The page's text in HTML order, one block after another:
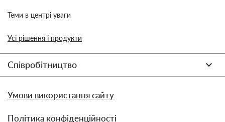
Теми в центрі уваги
Усі рішення і продукти
Співробітництво
Умови використання сайту
Політика конфіденційності